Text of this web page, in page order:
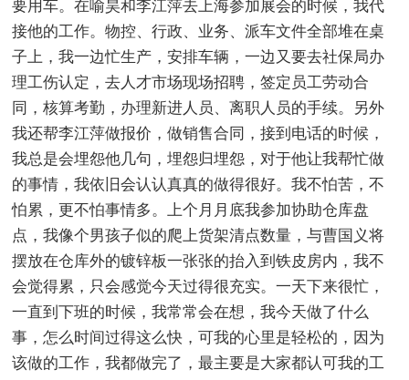
要用车。在喻昊和李江萍去上海参加展会的时候，我代
接他的工作。物控、行政、业务、派车文件全部堆在桌
子上，我一边忙生产，安排车辆，一边又要去社保局办
理工伤认定，去人才市场现场招聘，签定员工劳动合
同，核算考勤，办理新进人员、离职人员的手续。另外
我还帮李江萍做报价，做销售合同，接到电话的时候，
我总是会埋怨他几句，埋怨归埋怨，对于他让我帮忙做
的事情，我依旧会认认真真的做得很好。我不怕苦，不
怕累，更不怕事情多。上个月月底我参加协助仓库盘
点，我像个男孩子似的爬上货架清点数量，与曹国义将
摆放在仓库外的镀锌板一张张的抬入到铁皮房内，我不
会觉得累，只会感觉今天过得很充实。一天下来很忙，
一直到下班的时候，我常常会在想，我今天做了什么
事，怎么时间过得这么快，可我的心里是轻松的，因为
该做的工作，我都做完了，最主要是大家都认可我的工